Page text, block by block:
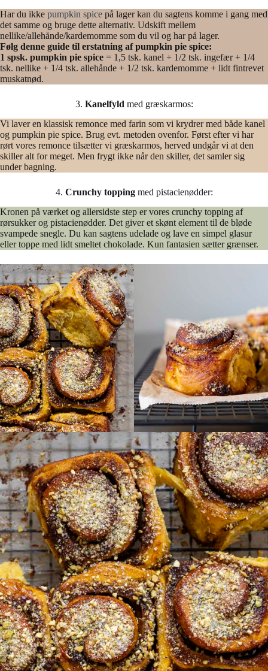
Har du ikke pumpkin spice på lager kan du sagtens komme i gang med
det samme og bruge dette alternativ. Udskift mellem
nellike/allehånde/kardemomme som du vil og har på lager.
Følg denne guide til erstatning af pumpkin pie spice:
1 spsk. pumpkin pie spice = 1,5 tsk. kanel + 1/2 tsk. ingefær + 1/4
tsk. nellike + 1/4 tsk. allehånde + 1/2 tsk. kardemomme + lidt fintrevet
muskatnød.
3. Kanelfyld med græskarmos:
Vi laver en klassisk remonce med farin som vi krydrer med både kanel
og pumpkin pie spice. Brug evt. metoden ovenfor. Først efter vi har
rørt vores remonce tilsætter vi græskarmos, herved undgår vi at den
skiller alt for meget. Men frygt ikke når den skiller, det samler sig
under bagning.
4. Crunchy toppingmed pistacienødder:
Kronen på værket og allersidste step er vores crunchy topping af
rørsukker og pistacienødder. Det giver et skønt element til de bløde
svampede snegle. Du kan sagtens udelade og lave en simpel glasur
eller toppe med lidt smeltet chokolade. Kun fantasien sætter grænser.